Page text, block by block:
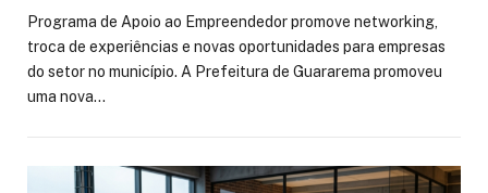
Programa de Apoio ao Empreendedor promove networking,
troca de experiências e novas oportunidades para empresas
do setor no município. A Prefeitura de Guararema promoveu
uma nova…